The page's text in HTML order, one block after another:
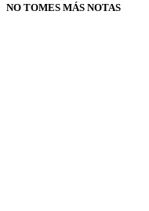
NO TOMES MÁS NOTAS